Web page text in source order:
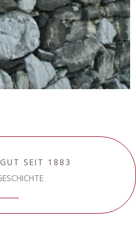
SEIT 1883